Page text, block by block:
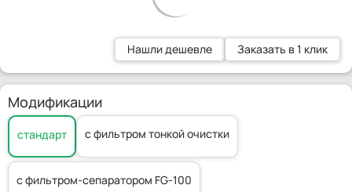
Нашли дешевле Заказать в 1 клик
Модификации
стандарт с фильтром тонкой очистки
с фильтром-сепаратором FG-100